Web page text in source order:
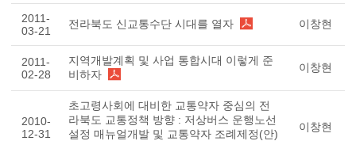
2011-
03-21
전라북도 신교통수단 시대를 열자 이창현
2011-
02-28
지역개발계획 및 사업 통합시대 이렇게 준
비하자
이창현
2010-
12-31
초고령사회에 대비한 교통약자 중심의 전
라북도 교통정책 방향 : 저상버스 운행노선
설정 매뉴얼개발 및 교통약자 조례제정(안)
이창현